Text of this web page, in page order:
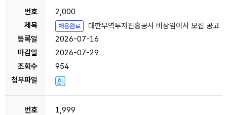
2,000
채용완료
대한무역투자진흥공사 비상임이사 모집 공고
2026-07-16
2026-07-29
954
1,999